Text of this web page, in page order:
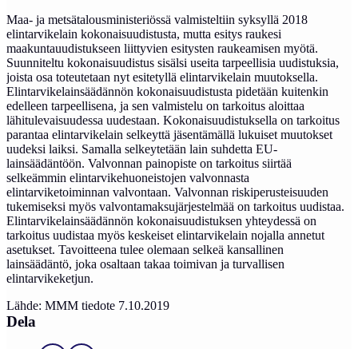
Maa- ja metsätalousministeriössä valmisteltiin syksyllä 2018
elintarvikelain kokonaisuudistusta, mutta esitys raukesi
maakuntauudistukseen liittyvien esitysten raukeamisen myötä.
Suunniteltu kokonaisuudistus sisälsi useita tarpeellisia uudistuksia,
joista osa toteutetaan nyt esitetyllä elintarvikelain muutoksella.
Elintarvikelainsäädännön kokonaisuudistusta pidetään kuitenkin
edelleen tarpeellisena, ja sen valmistelu on tarkoitus aloittaa
lähitulevaisuudessa uudestaan. Kokonaisuudistuksella on tarkoitus
parantaa elintarvikelain selkeyttä jäsentämällä lukuiset muutokset
uudeksi laiksi. Samalla selkeytetään lain suhdetta EU-
lainsäädäntöön. Valvonnan painopiste on tarkoitus siirtää
selkeämmin elintarvikehuoneistojen valvonnasta
elintarviketoiminnan valvontaan. Valvonnan riskiperusteisuuden
tukemiseksi myös valvontamaksujärjestelmää on tarkoitus uudistaa.
Elintarvikelainsäädännön kokonaisuudistuksen yhteydessä on
tarkoitus uudistaa myös keskeiset elintarvikelain nojalla annetut
asetukset. Tavoitteena tulee olemaan selkeä kansallinen
lainsäädäntö, joka osaltaan takaa toimivan ja turvallisen
elintarvikeketjun.
Lähde: MMM tiedote 7.10.2019
Dela